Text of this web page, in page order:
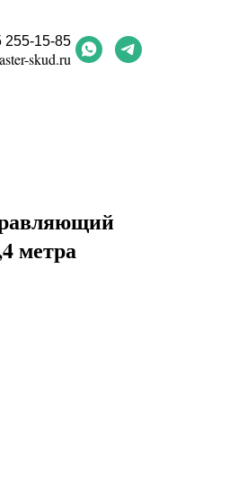
255-15-85
skud.ru
метра